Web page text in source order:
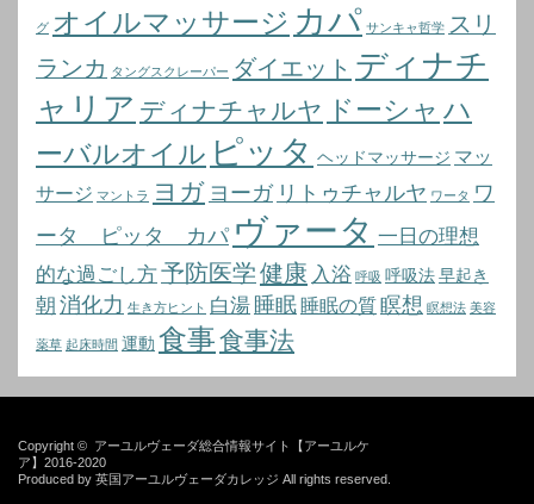
グ オイルマッサージ カパ サンキャ哲学 スリ
ランカ タングスクレーパー ダイエット ディナチ
ャリア ディナチャルヤ ドーシャ ハ
ーバルオイル ピッタ ヘッドマッサージ マッ
サージ マントラ ヨガ ヨーガ リトゥチャルヤ ワータ ワ
ータ ピッタ カパ ヴァータ 一日の理想
的な過ごし方予防医学健康 入浴 呼吸 呼吸法 早起き
朝 消化力 生き方ヒント 白湯 睡眠 睡眠の質瞑想 瞑想法 美容
薬草 起床時間 運動 食事食事法
Copyright © アーユルヴェーダ総合情報サイト【アーユルケ
ア】2016-2020
Produced by 英国アーユルヴェーダカレッジ All rights reserved.